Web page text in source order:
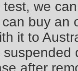
we
buy an
it to